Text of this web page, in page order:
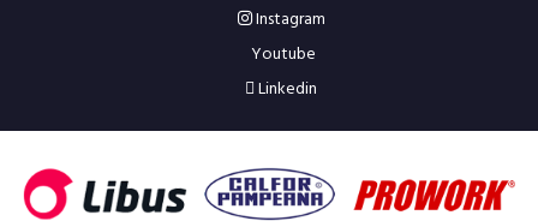
Instagram
Youtube
Linkedin